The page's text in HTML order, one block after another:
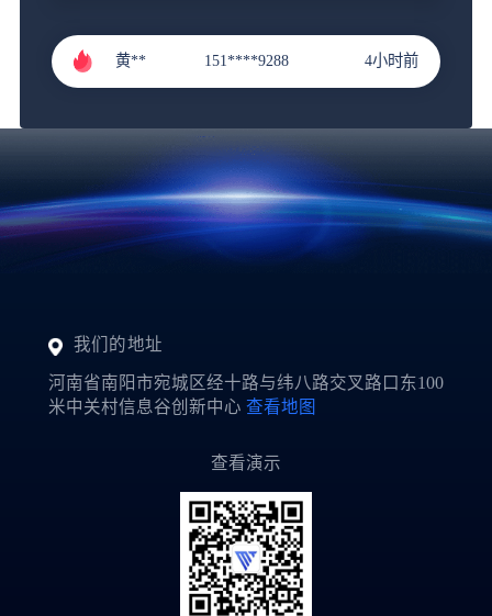
黄** 151****9288 4小时前
我们的地址
河南省南阳市宛城区经十路与纬八路交叉路口东100
米中关村信息谷创新中心 查看地图
查看演示